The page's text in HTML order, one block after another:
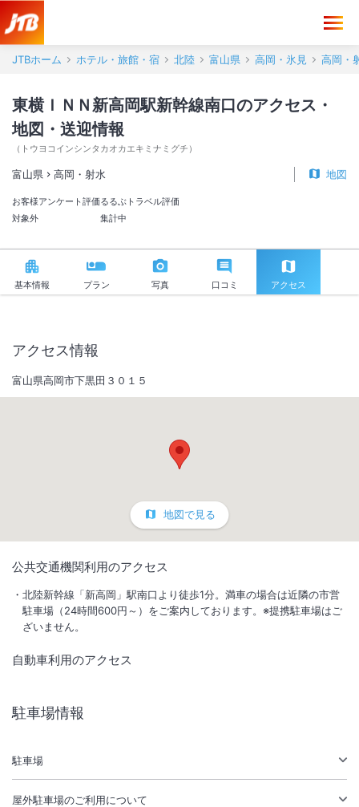
JTBホーム ホテル・旅館・宿 北陸 富山県 高岡・氷見 高岡・
東横ＩＮＮ新高岡駅新幹線南口のアクセス・
地図・送迎情報
（ トウヨコインシンタカオカエキミナミグチ ）
富山県 高岡・射水 地図
お客様アンケート評価
対象外
るるぶトラベル評価
集計中
基本情報 プラン 写真 口コミ アクセス
２０１７年１月２４日ＮＥＷオープン！安心・快適・清潔なお部屋をリ
アクセス情報
富山県高岡市下黒田３０１５
地図で見る
公共交通機関利用のアクセス
北陸新幹線「新高岡」駅南口より徒歩1分。満車の場合は近隣の市営
駐車場（24時間600円～）をご案内しております。※提携駐車場はご
ざいません。
自動車利用のアクセス
駐車場情報
駐車場
屋外駐車場のご利用について